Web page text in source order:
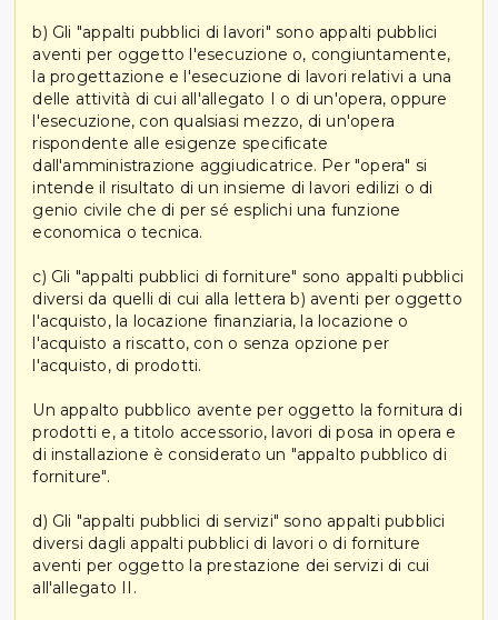
b) Gli "appalti pubblici di lavori" sono appalti pubblici
aventi per oggetto l'esecuzione o, congiuntamente,
la progettazione e l'esecuzione di lavori relativi a una
delle attività di cui all'allegato I o di un'opera, oppure
l'esecuzione, con qualsiasi mezzo, di un'opera
rispondente alle esigenze specificate
dall'amministrazione aggiudicatrice. Per "opera" si
intende il risultato di un insieme di lavori edilizi o di
genio civile che di per sé esplichi una funzione
economica o tecnica.
c) Gli "appalti pubblici di forniture" sono appalti pubblici
diversi da quelli di cui alla lettera b) aventi per oggetto
l'acquisto, la locazione finanziaria, la locazione o
l'acquisto a riscatto, con o senza opzione per
l'acquisto, di prodotti.
Un appalto pubblico avente per oggetto la fornitura di
prodotti e, a titolo accessorio, lavori di posa in opera e
di installazione è considerato un "appalto pubblico di
forniture".
d) Gli "appalti pubblici di servizi" sono appalti pubblici
diversi dagli appalti pubblici di lavori o di forniture
aventi per oggetto la prestazione dei servizi di cui
all'allegato II.